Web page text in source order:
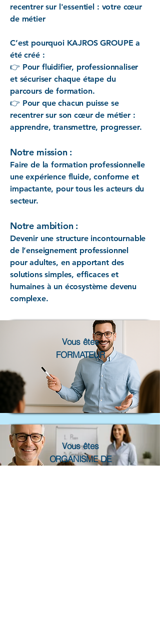
recentrer sur l'essentiel : votre cœur
de métier
C’est pourquoi KAJROS GROUPE a
été créé :
👉 Pour fluidifier, professionnaliser
et sécuriser chaque étape du
parcours de formation.
👉 Pour que chacun puisse se
recentrer sur son cœur de métier :
apprendre, transmettre, progresser.
Notre mission :
Faire de la formation professionnelle
une expérience fluide, conforme et
impactante, pour tous les acteurs du
secteur.
Notre ambition :
Devenir une structure incontournable
de l’enseignement professionnel
pour adultes, en apportant des
solutions simples, efficaces et
humaines à un écosystème devenu
complexe.
Vous êtes
FORMATEUR
Vous êtes
ORGANISME DE